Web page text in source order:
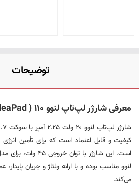
توضیحات
معرفی شارژر لپ‌تاپ لنوو 110 ( IdeaPad )
کیفیت و قابل اعتماد است که برای تأمین
است. این شارژر با
لنوو مناسب بوده و با ارائه ولتاژ و جریان
می‌کند.